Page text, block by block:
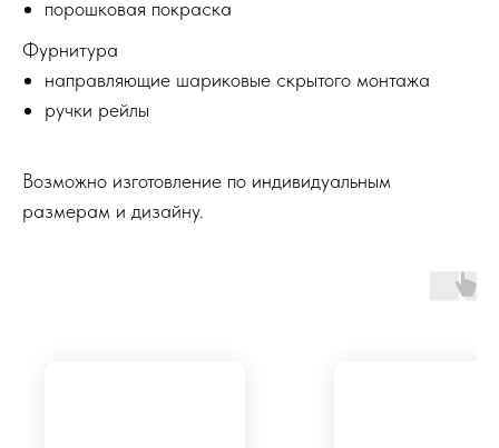
порошковая покраска
Фурнитура
направляющие шариковые скрытого монтажа
ручки рейлы
Возможно изготовление по индивидуальным
размерам и дизайну.